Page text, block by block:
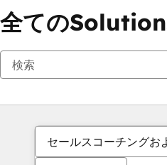
全ての
セールスコーチングお